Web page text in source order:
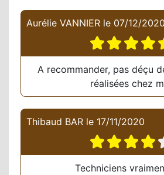
Aurélie VANNIER le 07/12/2020
A recommander, pas déçu
réalisées chez
Thibaud BAR le 17/11/2020
Techniciens